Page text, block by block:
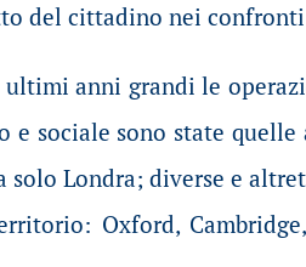
del cittadino nei
ultimi anni grandi le
e sociale sono state
solo Londra; diverse e
Oxford,